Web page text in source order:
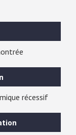
récessif